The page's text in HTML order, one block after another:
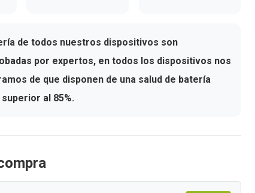
de todos nuestros dispositivos son
por expertos, en todos los dispositivos nos
de que disponen de una salud de batería
al 85%.